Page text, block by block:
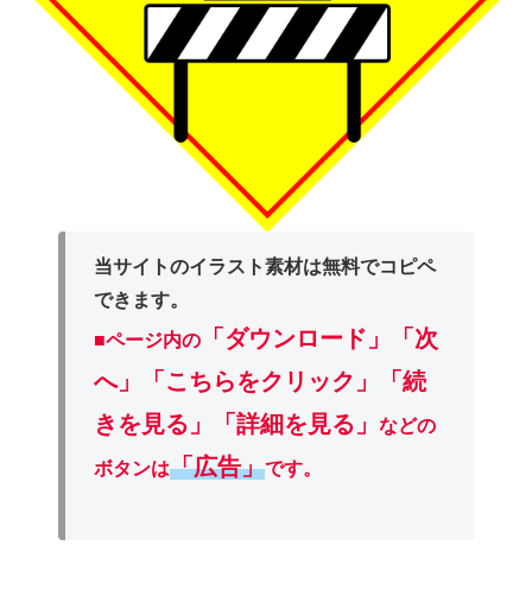
当サイトのイラスト素材は無料でコピペ
できます。
■ページ内の
「ダウンロード」
「次
へ」「こちらをクリック」「続
きを見る」「詳細を見る」などの
ボタンは「広告」です。